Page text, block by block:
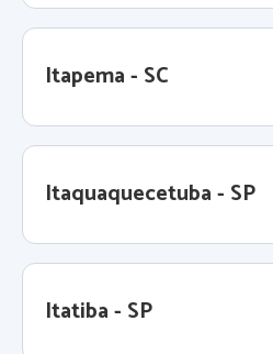
Itapema - SC
Itaquaquecetuba - SP
Itatiba - SP